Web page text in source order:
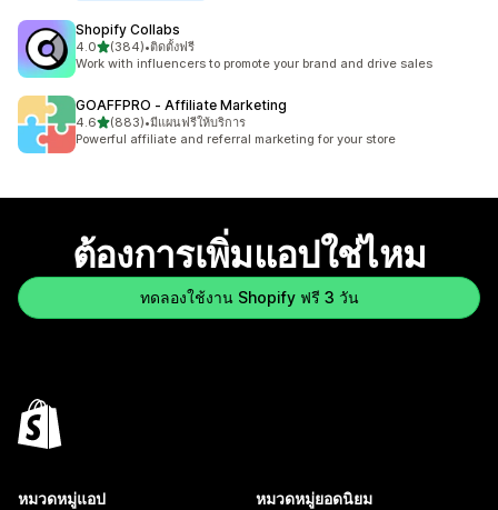
Shopify Collabs
4.0เต็ม 5 ดาว
(384)
ทั้งหมด 384 รีวิว
•ติดตั้งฟรี
Work with influencers to promote your brand and drive sales
GOAFFPRO ‑ Affiliate Marketing
4.6เต็ม 5 ดาว
(883)
ทั้งหมด 883 รีวิว
•มีแผนฟรีให้บริการ
Powerful affiliate and referral marketing for your store
ต้องการเพิ่มแอปใช่ไหม
ทดลองใช้งาน Shopify ฟรี 3 วัน
หมวดหมู่แอป หมวดหมู่ยอดนิยม